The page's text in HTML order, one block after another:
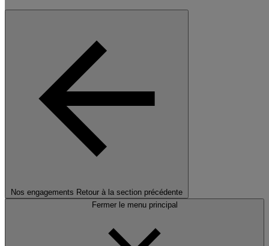
Nos engagements Retour à la section précédente
Fermer le menu principal